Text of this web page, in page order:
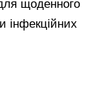
щоденного
інфекційних